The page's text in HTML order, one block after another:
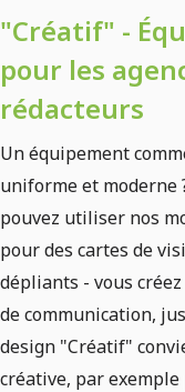
"Créatif" -
pour les
rédacteurs
Un équipement
uniforme et moderne
pouvez utiliser nos
pour des cartes de
dépliants - vous
de communication,
design "Créatif"
créative, par